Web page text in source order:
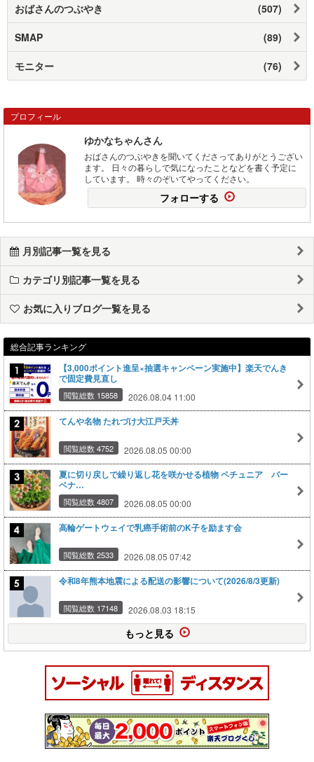
おばさんのつぶやき (507)
SMAP (89)
モニター (76)
プロフィール
ゆかなちゃんさん
おばさんのつぶやきを聞いてくださってありがとうござい
ます。 日々の暮らしで気になったことなどを書く予定に
しています。 時々のぞいてやってください。
フォローする
月別記事一覧を見る
カテゴリ別記事一覧を見る
お気に入りブログ一覧を見る
総合記事ランキング
【3,000ポイント進呈×抽選キャンペーン実施中】楽天でんき
で固定費見直し
閲覧総数 15858 2026.08.04 11:00
てんや名物 たれづけ大江戸天丼
閲覧総数 4752 2026.08.05 00:00
夏に切り戻しで繰り返し花を咲かせる植物 ペチュニア バー
ベナ…
閲覧総数 4807 2026.08.05 00:00
高輪ゲートウェイで乳癌手術前のK子を励ます会
閲覧総数 2533 2026.08.05 07:42
令和8年熊本地震による配送の影響について(2026/8/3更新)
閲覧総数 17148 2026.08.03 18:15
もっと見る